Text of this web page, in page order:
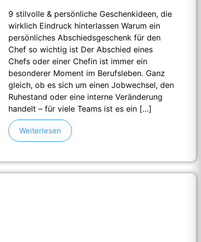
9 stilvolle & persönliche Geschenkideen, die
wirklich Eindruck hinterlassen Warum ein
persönliches Abschiedsgeschenk für den
Chef so wichtig ist Der Abschied eines
Chefs oder einer Chefin ist immer ein
besonderer Moment im Berufsleben. Ganz
gleich, ob es sich um einen Jobwechsel, den
Ruhestand oder eine interne Veränderung
handelt – für viele Teams ist es ein […]
Weiterlesen